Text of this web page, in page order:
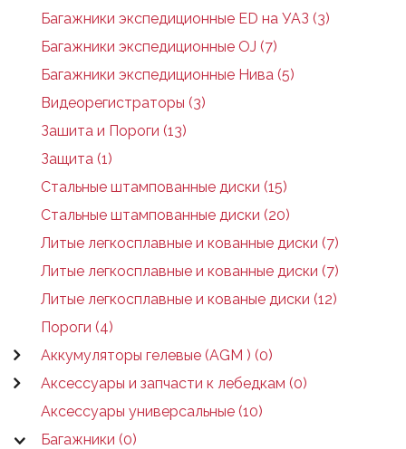
Багажники экспедиционные ED на УАЗ (3)
Багажники экспедиционные OJ (7)
Багажники экспедиционные Нива (5)
Видеорегистраторы (3)
Зашита и Пороги (13)
Защита (1)
Стальные штампованные диски (15)
Стальные штампованные диски (20)
Литые легкосплавные и кованные диски (7)
Литые легкосплавные и кованные диски (7)
Литые легкосплавные и кованые диски (12)
Пороги (4)
Аккумуляторы гелевые (AGM ) (0)
Аксессуары и запчасти к лебедкам (0)
Аксессуары универсальные (10)
Багажники (0)